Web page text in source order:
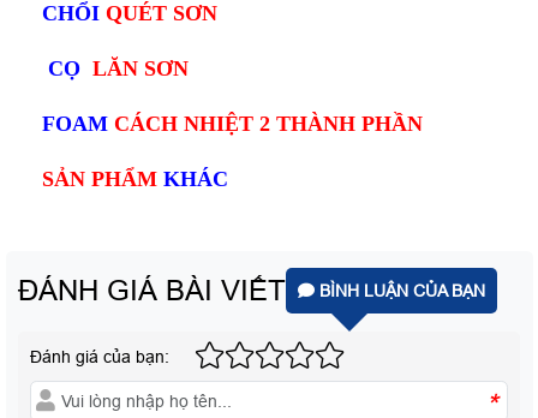
CHỔI QUÉT SƠN
CỌ LĂN SƠN
FOAM CÁCH NHIỆT 2 THÀNH PHẦN
SẢN PHẨM KHÁC
ĐÁNH GIÁ BÀI VIẾT BÌNH LUẬN CỦA BẠN
Đánh giá của bạn:
*